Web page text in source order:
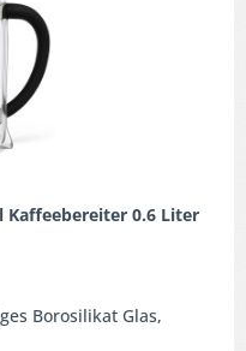
Kaffeebereiter 0.6 Liter
Borosilikat Glas,